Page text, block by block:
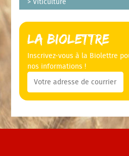
Viticulture
La Biolettre
Inscrivez-vous à la Biolettre
nos informations !